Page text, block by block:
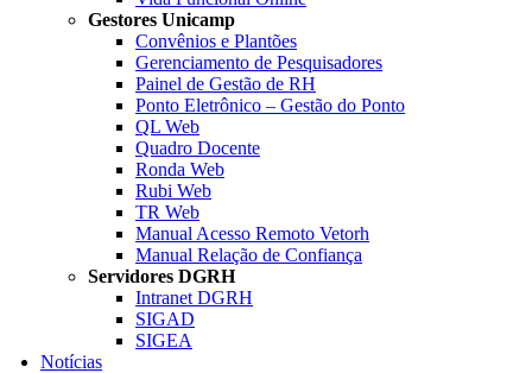
Gestores Unicamp
Convênios e Plantões
Gerenciamento de Pesquisadores
Painel de Gestão de RH
Ponto Eletrônico – Gestão do Ponto
QL Web
Quadro Docente
Ronda Web
Rubi Web
TR Web
Manual Acesso Remoto Vetorh
Manual Relação de Confiança
Servidores DGRH
Intranet DGRH
SIGAD
SIGEA
Notícias